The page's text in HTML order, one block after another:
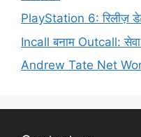
PlayStation 6: रिलीज़
Incall बनाम Outcall:
Andrew Tate Net